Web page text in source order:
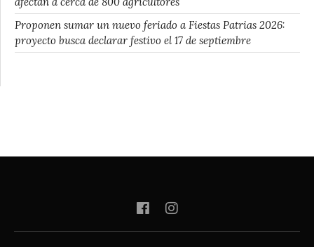
Proponen sumar un nuevo feriado a Fiestas Patrias 2026:
proyecto busca declarar festivo el 17 de septiembre